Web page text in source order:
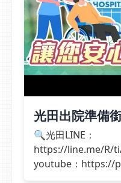
光田出院準備
安心
🔍光田LINE：
https://line.me/R/
youtube：https://